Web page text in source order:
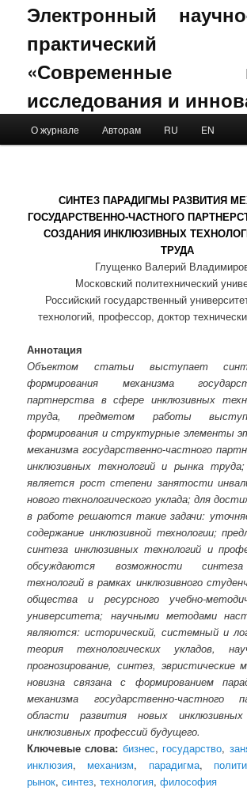
Электронный
практический
«Современные
исследования и
Skip to primary content
Skip to secondary content
О журнале Авторам RU EN
СИНТЕЗ ПАРАДИГМЫ РАЗВИТИЯ
ГОСУДАРСТВЕННО-ЧАСТНОГО
СОЗДАНИЯ ИНКЛЮЗИВНЫХ
ТРУДА
Глущенко Валерий
Московский политехнический
Российский государственный
технологий, профессор, доктор
Аннотация
Объектом статьи выступает
формирования механизма
партнерства в сфере инклюзивных
труда, предметом работы
формирования и структурные элементы
механизма государственно-частного
инклюзивных технологий и рынка
является рост степени занятости
нового технологического уклада; для
в работе решаются такие задачи:
содержание инклюзивной технологии;
синтеза инклюзивных технологий и
обсуждаются возможности
технологий в рамках инклюзивного
общества и ресурсного учебно-
университета; научными методами
являются: исторический, системный и
теория технологических укладов,
прогнозирование, синтез, эвристические
новизна связана с формированием
механизма государственно-частного
области развития новых
инклюзивных профессий будущего.
Ключевые слова: бизнес, государство,
инклюзия, механизм, парадигма,
рынок,синтез,технология,философия